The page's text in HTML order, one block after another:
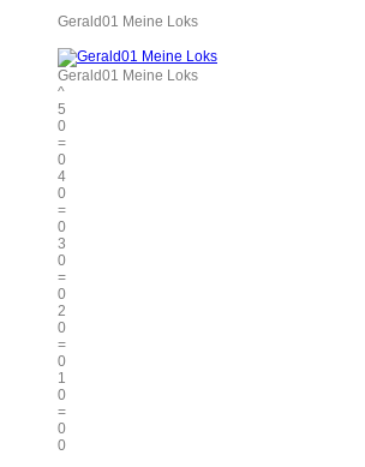
Gerald01 Meine Loks
Gerald01 Meine Loks
^
5
0
=
0
4
0
=
0
3
0
=
0
2
0
=
0
1
0
=
0
0